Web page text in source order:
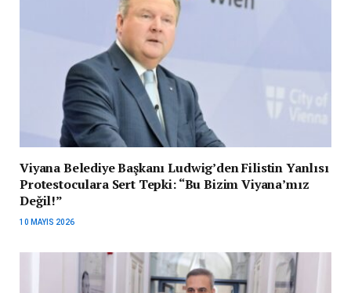
Viyana Belediye Başkanı Ludwig’den Filistin Yanlısı
Protestoculara Sert Tepki: “Bu Bizim Viyana’mız
Değil!”
10 MAYIS 2026